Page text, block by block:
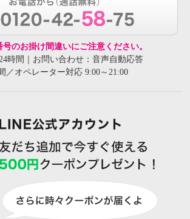
のお掛け間違いにご注意ください。
時間｜お問い合わせ：音声自動応答
／オペレーター対応 9:00～21:00